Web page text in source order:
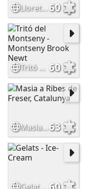
Lloret de Mar, Catalunya60
Tritó del Montseny - Montseny Brook Newt 60
Masia a Ribes de Freser, Catalunya63
Gelats - Ice-Cream